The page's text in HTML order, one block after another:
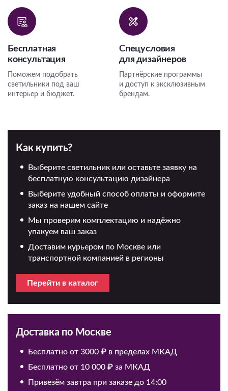
Бесплатная
консультация
Поможем подобрать
светильники под ваш
интерьер и бюджет.
Спецусловия
для дизайнеров
Партнёрские программы
и доступ к эксклюзивным
брендам.
Как купить?
Выберите светильник или оставьте заявку на
бесплатную консультацию дизайнера
Выберите удобный способ оплаты и оформите
заказ на нашем сайте
Мы проверим комплектацию и надёжно
упакуем ваш заказ
Доставим курьером по Москве или
транспортной компанией в регионы
Перейти в каталог
Доставка по Москве
Бесплатно от 3000 ₽ в пределах МКАД
Бесплатно от 10 000 ₽ за МКАД
Привезём завтра при заказе до 14:00